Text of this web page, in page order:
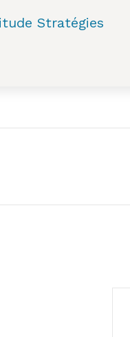
Stratégies